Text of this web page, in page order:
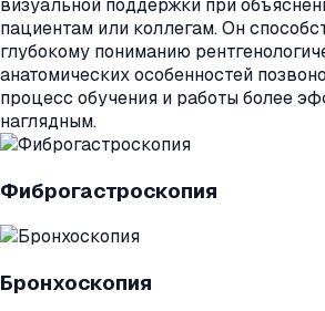
визуальной поддержки при
пациентам или коллегам. Он
глубокому пониманию
анатомических особенностей
процесс обучения и работы более
наглядным.
Фиброгастроскопия
Бронхоскопия